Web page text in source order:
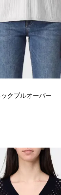
クプルオーバー